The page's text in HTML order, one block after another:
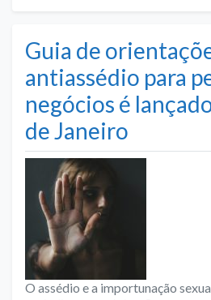
Guia de
antiassédio para
negócios é
de Janeiro
O assédio e a importunação